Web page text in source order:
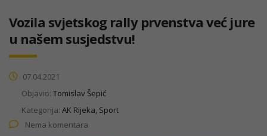
Vozila svjetskog rally prvenstva već jure
u našem susjedstvu!
07.04.2021
Objavio: Tomislav Šepić
Kategorija: AK Rijeka, Sport
Nema komentara